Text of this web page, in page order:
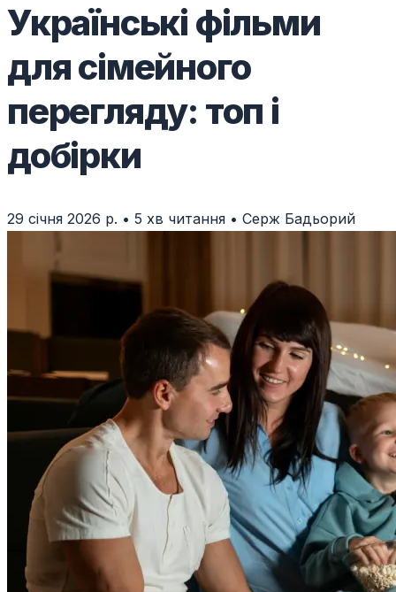
Українські фільми
для сімейного
перегляду: топ і
добірки
29 січня 2026 р. • 5 хв читання • Серж Бадьорий